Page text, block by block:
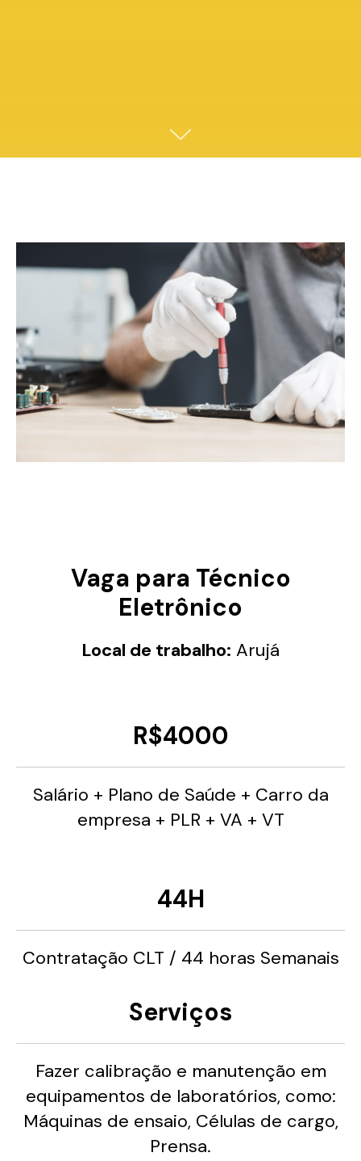
Vaga para Técnico
Eletrônico
Local de trabalho: Arujá
R$4000
Salário + Plano de Saúde + Carro da
empresa + PLR + VA + VT
44H
Contratação CLT / 44 horas Semanais
Serviços
Fazer calibração e manutenção em
equipamentos de laboratórios, como:
Máquinas de ensaio, Células de cargo,
Prensa.